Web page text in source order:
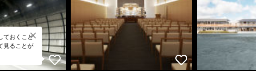
ておくこと
見ることが